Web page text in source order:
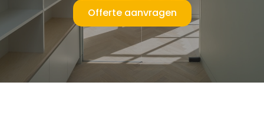
Offerte aanvragen